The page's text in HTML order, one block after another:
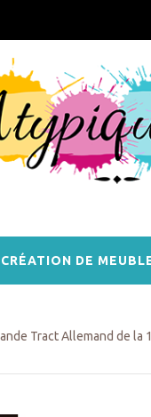
CRÉATION DE
Tract Allemand de la